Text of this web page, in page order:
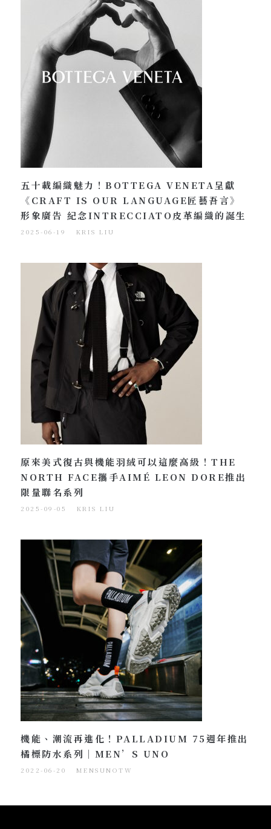
五十載編織魅力！BOTTEGA VENETA呈獻
《CRAFT IS OUR LANGUAGE匠藝吾言》
形象廣告 紀念INTRECCIATO皮革編織的誕生
2025-06-19 KRIS LIU
原來美式復古與機能羽絨可以這麼高級！THE
NORTH FACE攜手AIMÉ LEON DORE推出
限量聯名系列
2025-09-05 KRIS LIU
機能、潮流再進化！PALLADIUM 75週年推出
橘標防水系列｜MEN’S UNO
2022-06-20 MENSUNOTW